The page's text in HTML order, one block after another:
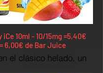
10ml - 10/15mg =5,40€
6,00€ de Bar Juice
el clásico helado, un